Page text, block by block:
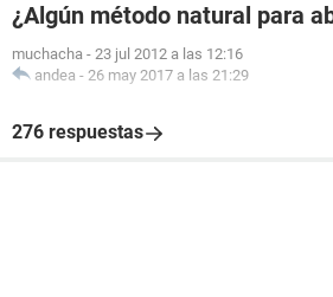
¿Algún método natural para
muchacha - 23 jul 2012 a las 12:16
andea - 26 may 2017 a las 21:29
276 respuestas